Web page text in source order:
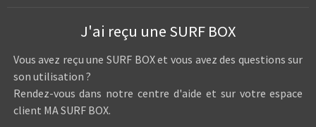
J'ai reçu une SURF BOX
Vous avez reçu une SURF BOX et vous avez des questions sur
son utilisation ?
Rendez-vous dans notre centre d'aide et sur votre espace
client MA SURF BOX.